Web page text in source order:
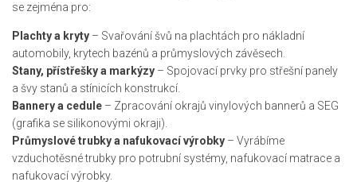
se zejména pro:
Plachty a kryty – Svařování švů na plachtách pro nákladní
automobily, krytech bazénů a průmyslových závěsech.
Stany, přístřešky a markýzy – Spojovací prvky pro střešní panely
a švy stanů a stínicích konstrukcí.
Bannery a cedule – Zpracování okrajů vinylových bannerů a SEG
(grafika se silikonovými okraji).
Průmyslové trubky a nafukovací výrobky – Vyrábíme
vzduchotěsné trubky pro potrubní systémy, nafukovací matrace a
nafukovací výrobky.